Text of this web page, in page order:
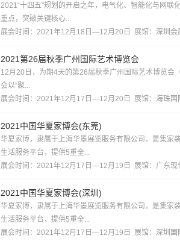
2021“十四五”规划的开启之年，电气化、智能化与网
重点，突破关键核心...
展会时间：2021年12月18日—12月20日 展馆： 深圳会
2021第26届秋季广州国际艺术博览会
12月20日，为期4天的第26届秋季广州国际艺术博览会
会以“聚...
展会时间：2021年12月17日—12月20日 展馆： 海珠国
2021中国华夏家博会(东莞)
华夏家博，隶属于上海华墨展览服务有限公司，是集家
生活服务平台，提供5重全...
展会时间：2021年12月17日—12月19日 展馆： 广东现
2021中国华夏家博会(深圳)
华夏家博，隶属于上海华墨展览服务有限公司，是集家
生活服务平台，提供5重全...
展会时间：2021年12月17日—12月19日 展馆： 深圳国